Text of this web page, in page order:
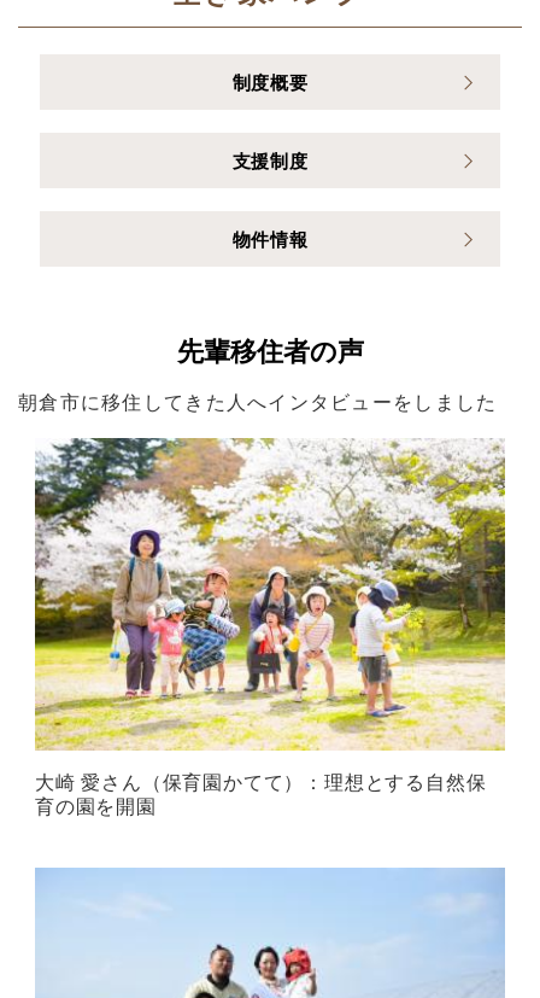
制度概要
支援制度
物件情報
先輩移住者の声
朝倉市に移住してきた人へインタビューをしました
大崎 愛さん（保育園かてて）：理想とする自然保
育の園を開園